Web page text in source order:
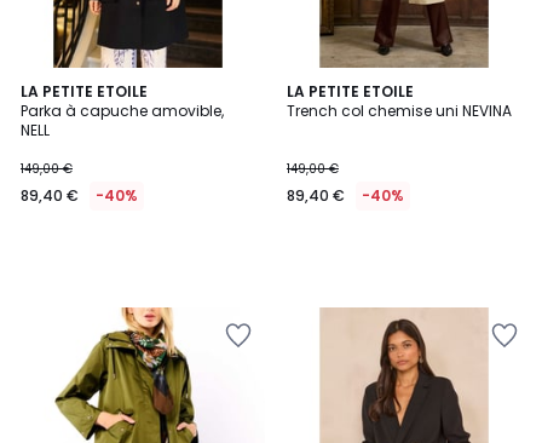
LA PETITE ETOILE
Parka à capuche amovible,
NELL
149,00 €
89,40 € -40%
LA PETITE ETOILE
Trench col chemise uni NEVINA
149,00 €
89,40 € -40%